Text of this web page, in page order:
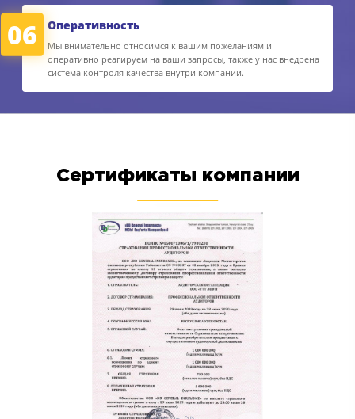
06 Оперативность
Мы внимательно относимся к вашим пожеланиям и
оперативно реагируем на ваши запросы, также у нас внедрена
система контроля качества внутри компании.
Сертификаты компании